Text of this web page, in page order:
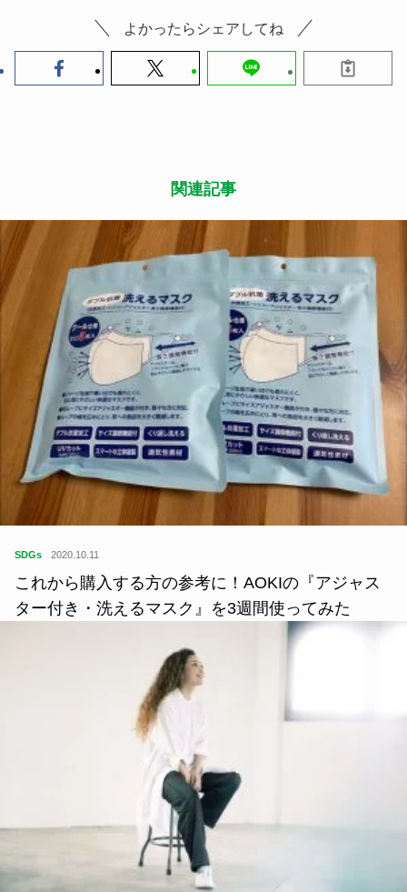
よかったらシェアしてね
関連記事
SDGs 2020.10.11
これから購入する方の参考に！AOKIの『アジャス
ター付き・洗えるマスク』を3週間使ってみた